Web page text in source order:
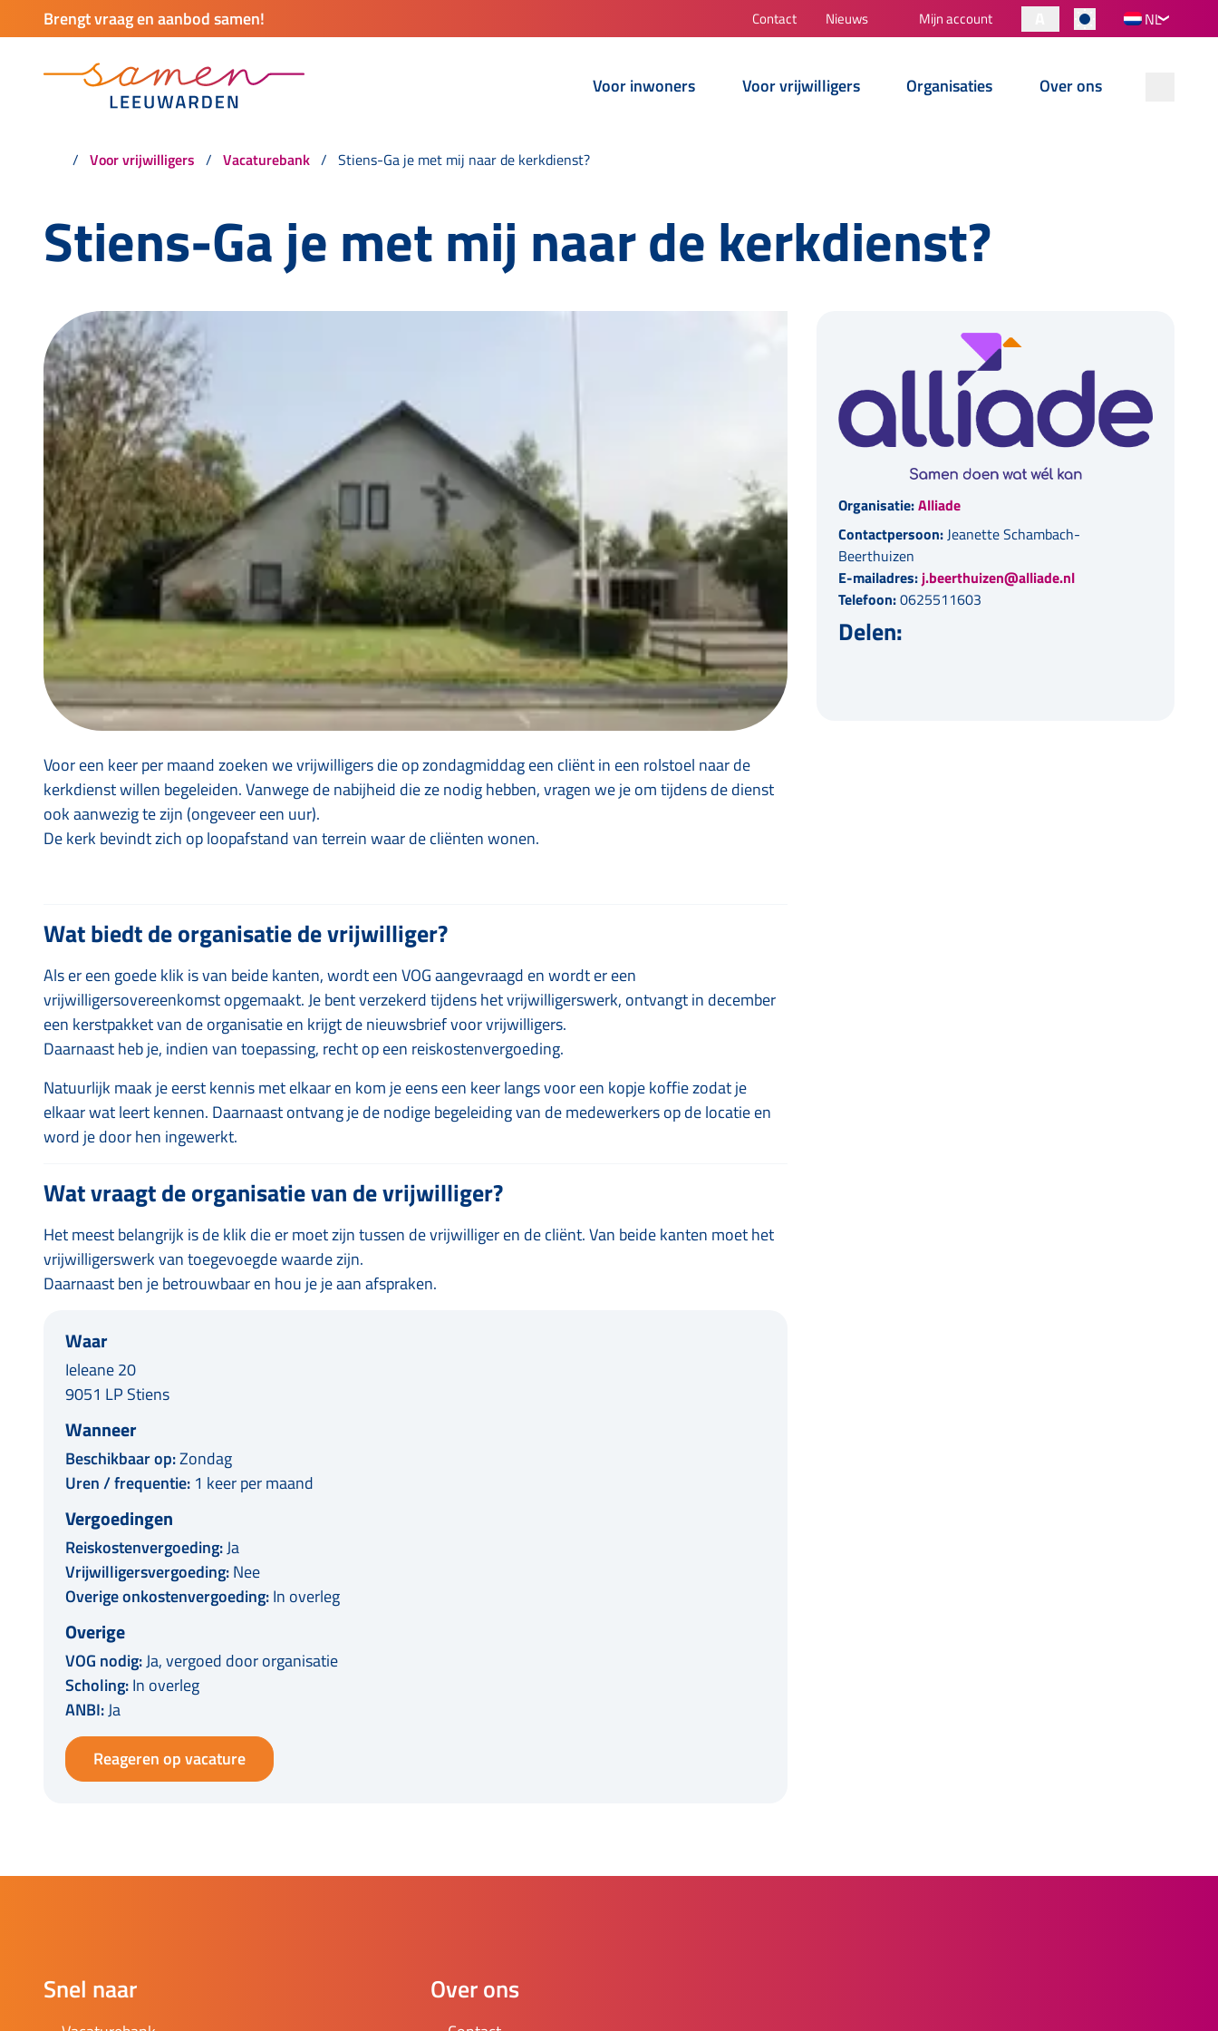
Brengt vraag en aanbod samen! Contact Nieuws Mijn account NL
Voor inwoners Voor vrijwilligers Organisaties Over ons
Voor vrijwilligers Vacaturebank Stiens-Ga je met mij naar de kerkdienst?
Stiens-Ga je met mij naar de kerkdienst?
Voor een keer per maand zoeken we vrijwilligers die op zondagmiddag een cliënt in een rolstoel naar de
kerkdienst willen begeleiden. Vanwege de nabijheid die ze nodig hebben, vragen we je om tijdens de dienst
ook aanwezig te zijn (ongeveer een uur).
De kerk bevindt zich op loopafstand van terrein waar de cliënten wonen.
Wat biedt de organisatie de vrijwilliger?
Als er een goede klik is van beide kanten, wordt een VOG aangevraagd en wordt er een
vrijwilligersovereenkomst opgemaakt. Je bent verzekerd tijdens het vrijwilligerswerk, ontvangt in december
een kerstpakket van de organisatie en krijgt de nieuwsbrief voor vrijwilligers.
Daarnaast heb je, indien van toepassing, recht op een reiskostenvergoeding.
Natuurlijk maak je eerst kennis met elkaar en kom je eens een keer langs voor een kopje koffie zodat je
elkaar wat leert kennen. Daarnaast ontvang je de nodige begeleiding van de medewerkers op de locatie en
word je door hen ingewerkt.
Wat vraagt de organisatie van de vrijwilliger?
Het meest belangrijk is de klik die er moet zijn tussen de vrijwilliger en de cliënt. Van beide kanten moet het
vrijwilligerswerk van toegevoegde waarde zijn.
Daarnaast ben je betrouwbaar en hou je je aan afspraken.
Waar
Ieleane 20
9051 LP Stiens
Wanneer
Beschikbaar op:Zondag
Uren / frequentie: 1 keer per maand
Vergoedingen
Reiskostenvergoeding:Ja
Vrijwilligersvergoeding:Nee
Overige onkostenvergoeding:In overleg
Overige
VOG nodig:Ja, vergoed door organisatie
Scholing:In overleg
ANBI:Ja
Reageren op vacature
Organisatie:Alliade
Contactpersoon:Jeanette Schambach-
Beerthuizen
E-mailadres:j.beerthuizen@alliade.nl
Telefoon:0625511603
Delen:
Snel naar Over ons